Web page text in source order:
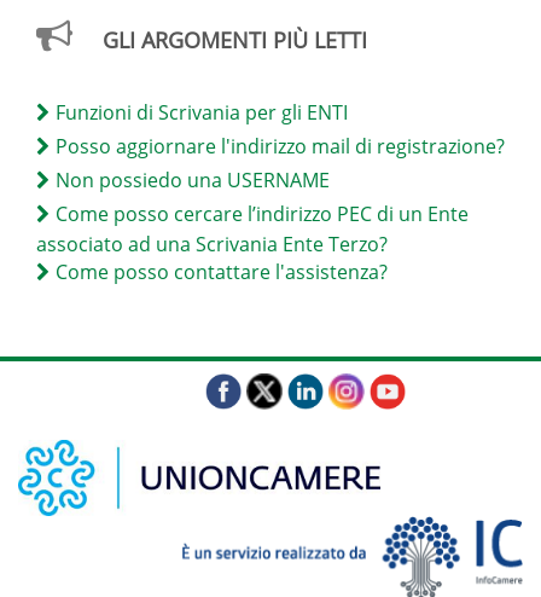
GLI ARGOMENTI PIÙ LETTI
Funzioni di Scrivania per gli ENTI
Posso aggiornare l'indirizzo mail di registrazione?
Non possiedo una USERNAME
Come posso cercare l’indirizzo PEC di un Ente
associato ad una Scrivania Ente Terzo?
Come posso contattare l'assistenza?